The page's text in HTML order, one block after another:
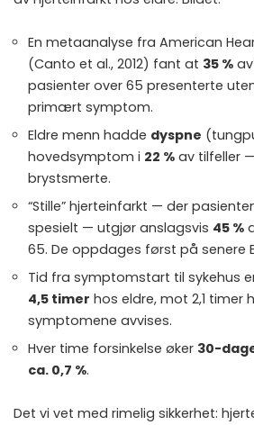
En metaanalyse fra American
(Canto et al., 2012) fant at 35 %
pasienter over 65 presenterte
primært symptom.
Eldre menn hadde dyspne
hovedsymptom i 22 % av tilfeller
brystsmerte.
“Stille” hjerteinfarkt — der
spesielt — utgjør anslagsvis 45 %
65. De oppdages først på senere
Tid fra symptomstart til sykehus
4,5 timer hos eldre, mot 2,1 timer
symptomene avvises.
Hver time forsinkelse øker 30-
ca. 0,7 %.
Det vi vet med rimelig sikkerhet: